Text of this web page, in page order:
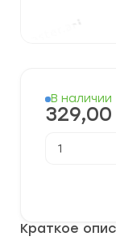
Краткое
В наличии
329,00
товара
по